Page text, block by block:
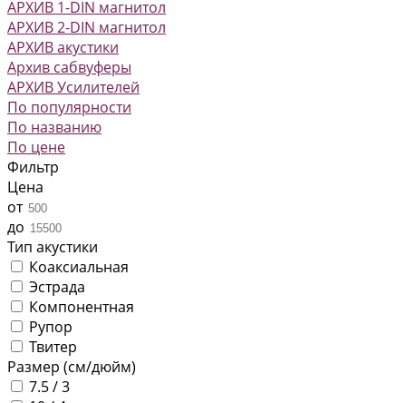
АРХИВ 1-DIN магнитол
АРХИВ 2-DIN магнитол
АРХИВ акустики
Архив сабвуферы
АРХИВ Усилителей
По популярности
По названию
По цене
Фильтр
Цена
от
до
Тип акустики
Коаксиальная
Эстрада
Компонентная
Рупор
Твитер
Размер (см/дюйм)
7.5 / 3